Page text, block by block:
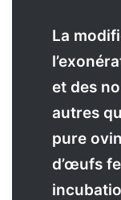
La
et des
autres
pure
d’œufs